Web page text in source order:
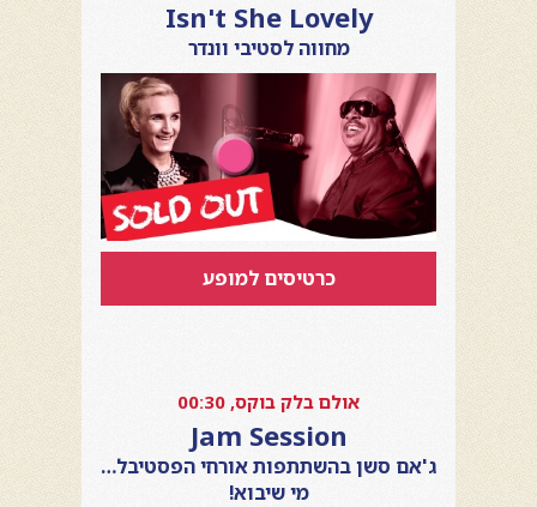
Isn't She Lovely
מחווה לסטיבי וונדר
כרטיסים למופע
אולם בלק בוקס, 00:30
Jam Session
ג'אם סשן בהשתתפות אורחי הפסטיבל…
מי שיבוא!